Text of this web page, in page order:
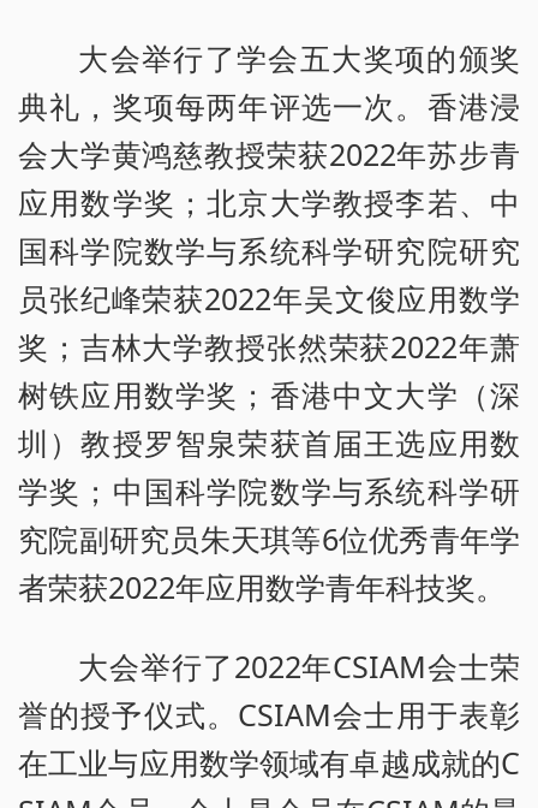
大会举行了学会五大奖项的颁奖
典礼，奖项每两年评选一次。香港浸
会大学黄鸿慈教授荣获2022年苏步青
应用数学奖；北京大学教授李若、中
国科学院数学与系统科学研究院研究
员张纪峰荣获2022年吴文俊应用数学
奖；吉林大学教授张然荣获2022年萧
树铁应用数学奖；香港中文大学（深
圳）教授罗智泉荣获首届王选应用数
学奖；中国科学院数学与系统科学研
究院副研究员朱天琪等6位优秀青年学
者荣获2022年应用数学青年科技奖。
大会举行了2022年CSIAM会士荣
誉的授予仪式。CSIAM会士用于表彰
在工业与应用数学领域有卓越成就的C